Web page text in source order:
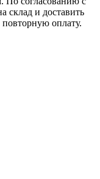
склад и доставить
оплату.